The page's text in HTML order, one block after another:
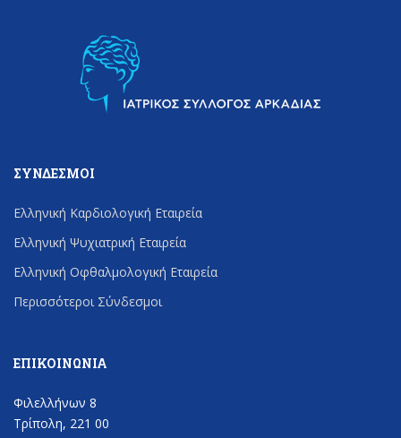
ΣΎΝΔΕΣΜΟΙ
Ελληνική Καρδιολογική Εταιρεία
Ελληνική Ψυχιατρική Εταιρεία
Ελληνική Οφθαλμολογική Εταιρεία
Περισσότεροι Σύνδεσμοι
ΕΠΙΚΟΙΝΩΝΊΑ
Φιλελλήνων 8
Τρίπολη, 221 00